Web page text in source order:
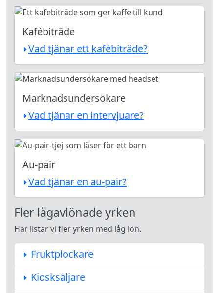
Kafébiträde
Vad tjänar ett kafébiträde?
Marknadsundersökare
Vad tjänar en intervjuare?
Au-pair
Vad tjänar en au-pair?
Fler lågavlönade yrken
Här listar vi fler yrken med låg lön.
Fruktplockare
Kiosksäljare